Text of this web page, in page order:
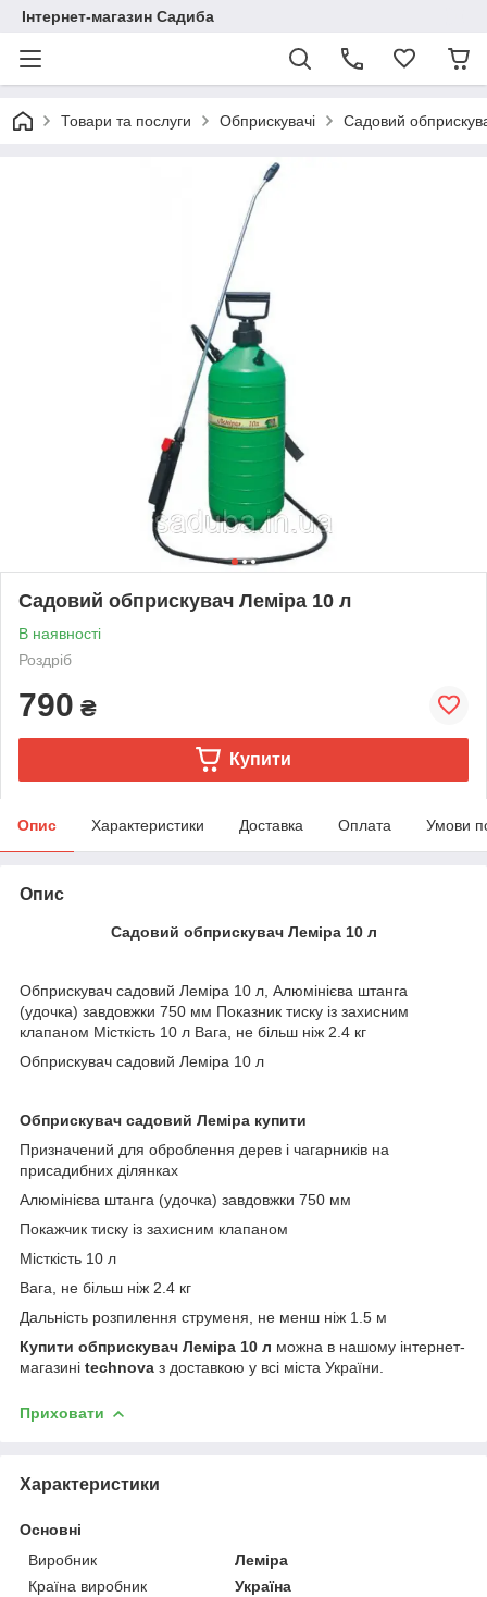
Інтернет-магазин Садиба
Товари та послуги Обприскувачі Садовий
Садовий обприскувач Леміра 10 л
В наявності
Роздріб
790 ₴
Купити
Опис Характеристики Доставка Оплата Умови
Опис
Садовий обприскувач Леміра 10 л
Обприскувач садовий Леміра 10 л, Алюмінієва штанга
(удочка) завдовжки 750 мм Показник тиску із захисним
клапаном Місткість 10 л Вага, не більш ніж 2.4 кг
Обприскувач садовий Леміра 10 л
Обприскувач садовий Леміра купити
Призначений для оброблення дерев і чагарників на
присадибних ділянках
Алюмінієва штанга (удочка) завдовжки 750 мм
Покажчик тиску із захисним клапаном
Місткість 10 л
Вага, не більш ніж 2.4 кг
Дальність розпилення струменя, не менш ніж 1.5 м
Купити обприскувач Леміра 10 л можна в нашому інтернет-
магазині technova з доставкою у всі міста України.
Приховати
Характеристики
Основні
Виробник
Леміра
Країна виробник
Україна